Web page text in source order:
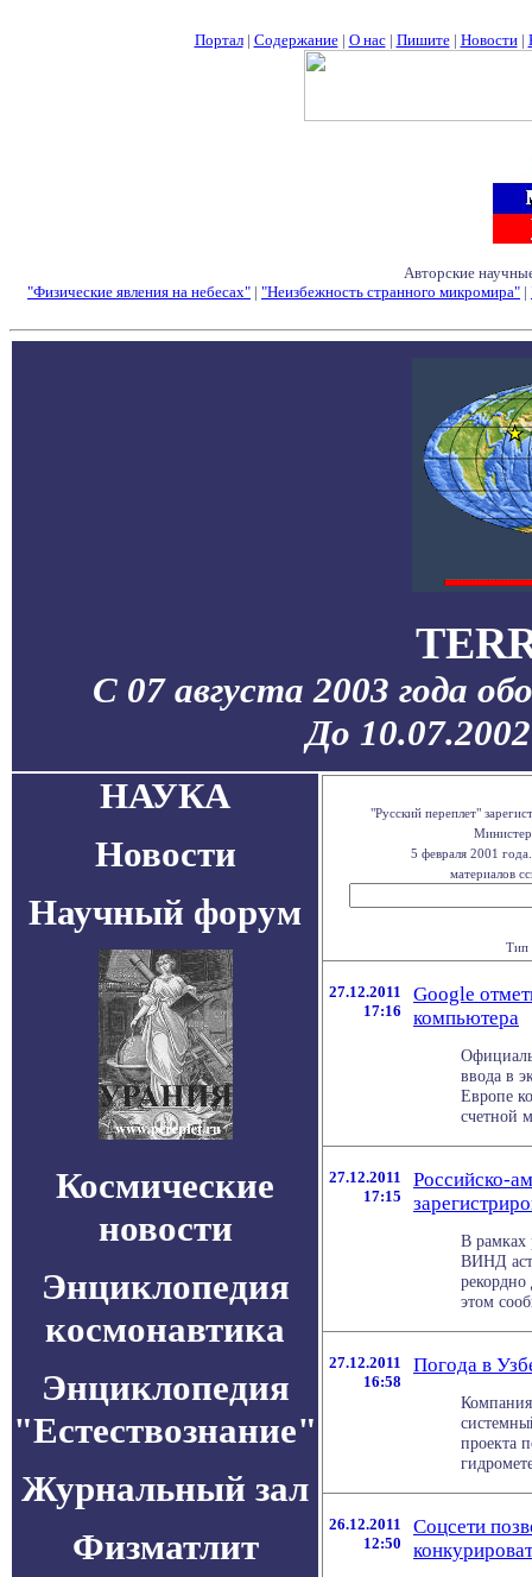
Портал| Содержание| О нас| Пишите| Новости|
Авторские
"Физические явления на небесах" | "Неизбежность странного микромира" |
С 07 августа 2003 года
До
НАУКА
Новости
Научный форум
Космические
новости
Энциклопедия
космонавтика
Энциклопедия
"Естествознание"
Журнальный зал
Физматлит
"Русский переплет"
5 февраля 2001
материалов
Тип
27.12.2011
17:16
Google
компьютера
ввода в
Европе
счетной
27.12.2011
17:15
Российско-
В рамках
ВИНД
этом
27.12.2011
16:58
Погода в
проекта
26.12.2011
12:50
Cоцсети